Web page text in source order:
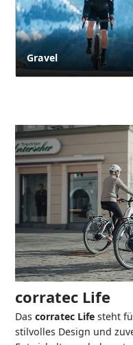
Gravel
corratec Life
Dascorratec Life steht
stilvolles Design und